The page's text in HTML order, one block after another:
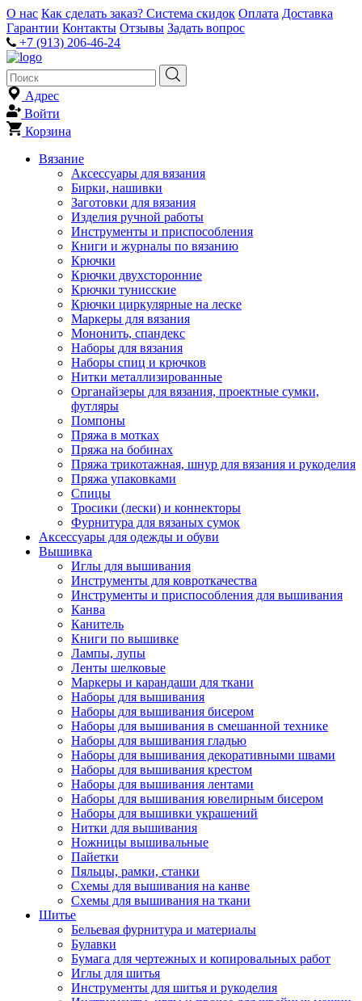
О нас Как сделать заказ? Система скидок Оплата Доставка
Гарантии Контакты Отзывы Задать вопрос
+7 (913) 206-46-24
Адрес
Войти
Корзина
Вязание
Аксессуары для вязания
Бирки, нашивки
Заготовки для вязания
Изделия ручной работы
Инструменты и приспособления
Книги и журналы по вязанию
Крючки
Крючки двухсторонние
Крючки тунисские
Крючки циркулярные на леске
Маркеры для вязания
Мононить, спандекс
Наборы для вязания
Наборы спиц и крючков
Нитки металлизированные
Органайзеры для вязания, проектные сумки,
футляры
Помпоны
Пряжа в мотках
Пряжа на бобинах
Пряжа трикотажная, шнур для вязания и рукоделия
Пряжа упаковками
Спицы
Тросики (лески) и коннекторы
Фурнитура для вязаных сумок
Аксессуары для одежды и обуви
Вышивка
Иглы для вышивания
Инструменты для ковроткачества
Инструменты и приспособления для вышивания
Канва
Канитель
Книги по вышивке
Лампы, лупы
Ленты шелковые
Маркеры и карандаши для ткани
Наборы для вышивания
Наборы для вышивания бисером
Наборы для вышивания в смешанной технике
Наборы для вышивания гладью
Наборы для вышивания декоративными швами
Наборы для вышивания крестом
Наборы для вышивания лентами
Наборы для вышивания ювелирным бисером
Наборы для вышивки украшений
Нитки для вышивания
Ножницы вышивальные
Пайетки
Пяльцы, рамки, станки
Схемы для вышивания на канве
Схемы для вышивания на ткани
Шитье
Бельевая фурнитура и материалы
Булавки
Бумага для чертежных и копировальных работ
Иглы для шитья
Инструменты для шитья и рукоделия